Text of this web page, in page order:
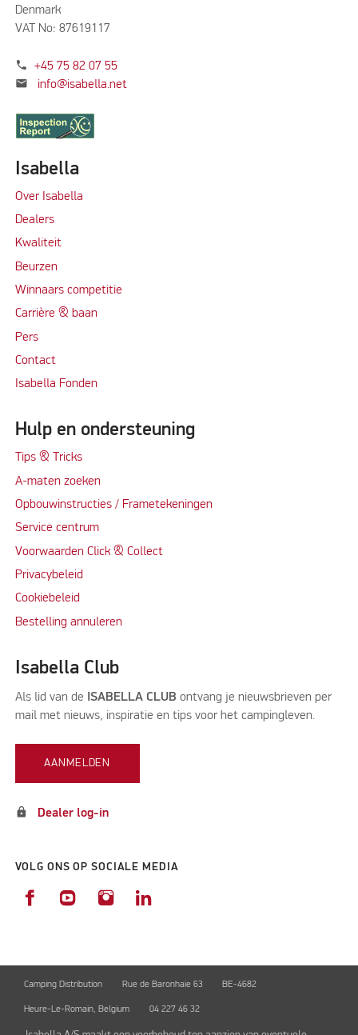
Denmark
VAT No: 87619117
phone +45 75 82 07 55
mail info@isabella.net
Isabella
Over Isabella
Dealers
Kwaliteit
Beurzen
Winnaars competitie
Carrière & baan
Pers
Contact
Isabella Fonden
Hulp en ondersteuning
Tips & Tricks
A-maten zoeken
Opbouwinstructies / Frametekeningen
Service centrum
Voorwaarden Click & Collect
Privacybeleid
Cookiebeleid
Bestelling annuleren
Isabella Club
Als lid van de ISABELLA CLUB ontvang je nieuwsbrieven per
mail met nieuws, inspiratie en tips voor het campingleven.
AANMELDEN
lock Dealer log-in
VOLG ONS OP SOCIALE MEDIA
Camping Distribution Rue de Baronhaie 63 BE-4682
Heure-Le-Romain, Belgium 04 227 46 32